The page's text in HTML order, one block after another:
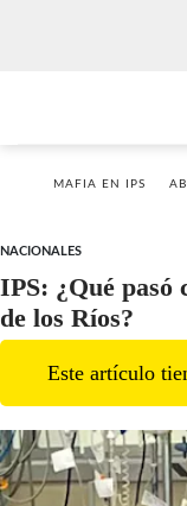
MAFIA EN IPS
NACIONALES
IPS: ¿Qué pasó
de los Ríos?
Este artículo